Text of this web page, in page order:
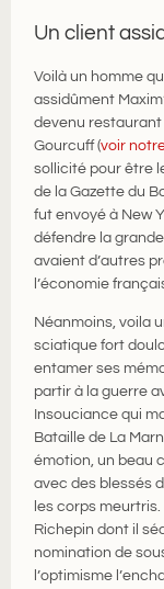
Un client
Voilà un homme
assidûment
devenu restaurant
Gourcuff (voir
sollicité pour être
de la Gazette du
fut envoyé à New
défendre la
avaient d’autres
l’économie
Néanmoins, voila
sciatique fort
entamer ses
partir à la guerre
Insouciance qui
Bataille de La
émotion, un beau
avec des blessés
les corps
Richepin dont il
nomination de
l’optimisme